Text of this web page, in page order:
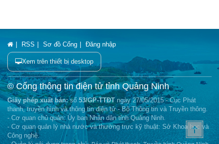
RSS Sơ đồ Cổng Đăng nhập
Xem trên thiết bị desktop
© Cổng thông tin điện tử tỉnh Quảng Ninh
Giấy phép xuất bản:số53/GP-TTĐTngày 27/05/2015 - Cục Phát
thanh, truyền hình và thông tin điện tử - Bộ Thông tin và Truyền thông.
- Cơ quan chủ quản: Ủy ban Nhân dân tỉnh Quảng Ninh.
- Cơ quan quản lý nhà nước và thường trực kỹ thuật: Sở Khoa học và
Công nghệ.